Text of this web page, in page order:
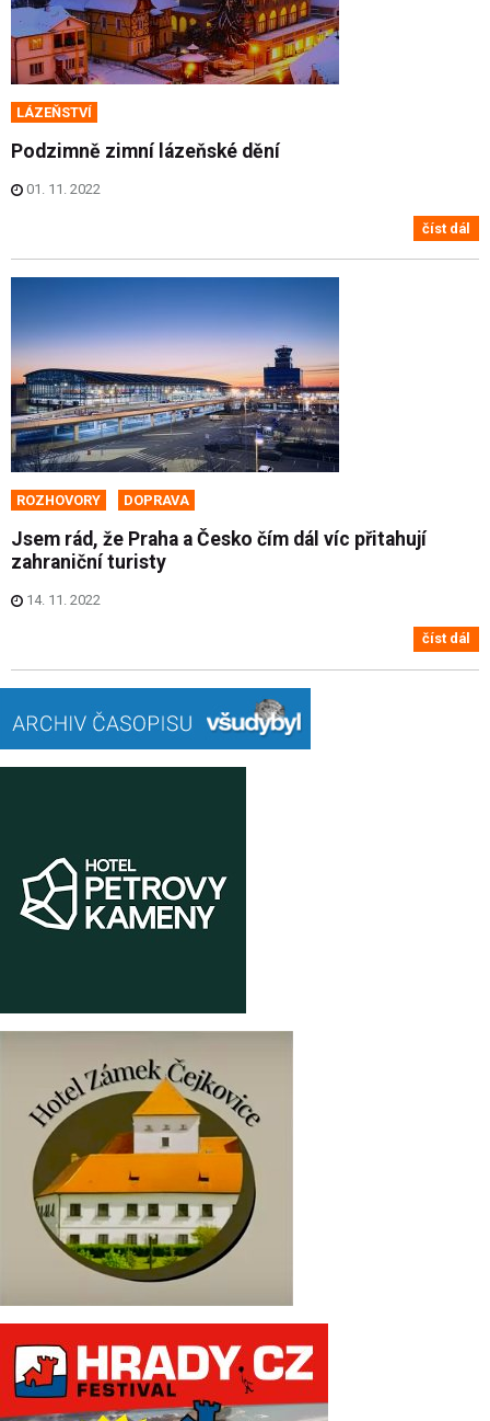
LÁZEŇSTVÍ
Podzimně zimní lázeňské dění
01. 11. 2022
číst dál
ROZHOVORY DOPRAVA
Jsem rád, že Praha a Česko čím dál víc přitahují
zahraniční turisty
14. 11. 2022
číst dál